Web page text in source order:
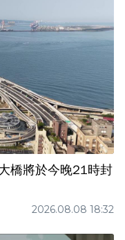
橋將於今晚21時封
2026.08.08 18:32